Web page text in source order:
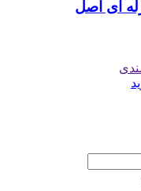
ای اصل